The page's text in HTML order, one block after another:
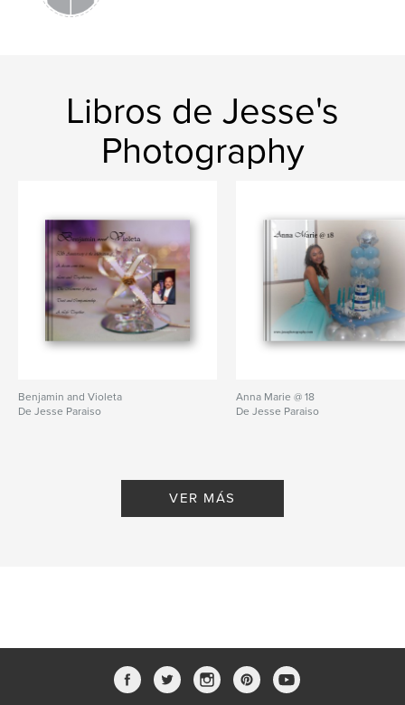
Libros de Jesse's
Photography
Benjamin and Violeta
De Jesse Paraiso
Anna Marie @ 18
De Jesse Paraiso
VER MÁS